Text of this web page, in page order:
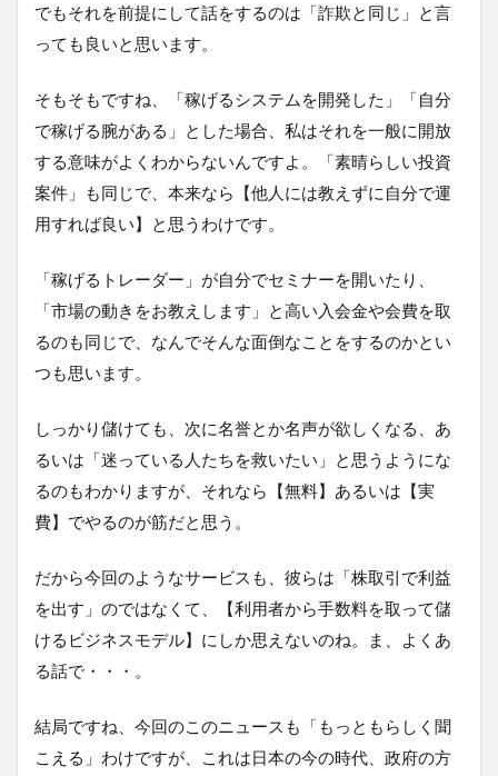
でもそれを前提にして話をするのは「詐欺と同じ」と言
っても良いと思います。
そもそもですね、「稼げるシステムを開発した」「自分
で稼げる腕がある」とした場合、私はそれを一般に開放
する意味がよくわからないんですよ。「素晴らしい投資
案件」も同じで、本来なら【他人には教えずに自分で運
用すれば良い】と思うわけです。
「稼げるトレーダー」が自分でセミナーを開いたり、
「市場の動きをお教えします」と高い入会金や会費を取
るのも同じで、なんでそんな面倒なことをするのかとい
つも思います。
しっかり儲けても、次に名誉とか名声が欲しくなる、あ
るいは「迷っている人たちを救いたい」と思うようにな
るのもわかりますが、それなら【無料】あるいは【実
費】でやるのが筋だと思う。
だから今回のようなサービスも、彼らは「株取引で利益
を出す」のではなくて、【利用者から手数料を取って儲
けるビジネスモデル】にしか思えないのね。ま、よくあ
る話で・・・。
結局ですね、今回のこのニュースも「もっともらしく聞
こえる」わけですが、これは日本の今の時代、政府の方